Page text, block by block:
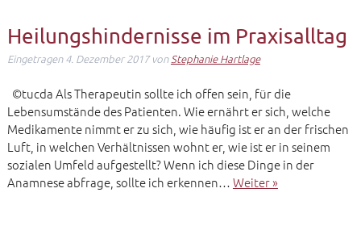
Heilungshindernisse im Praxisalltag
Eingetragen4. Dezember 2017 vonStephanie Hartlage
©tucda Als Therapeutin sollte ich offen sein, für die
Lebensumstände des Patienten. Wie ernährt er sich, welche
Medikamente nimmt er zu sich, wie häufig ist er an der frischen
Luft, in welchen Verhältnissen wohnt er, wie ist er in seinem
sozialen Umfeld aufgestellt? Wenn ich diese Dinge in der
Anamnese abfrage, sollte ich erkennen…Weiter »